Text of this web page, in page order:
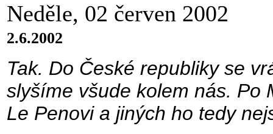
Neděle, 02 červen 2002
2.6.2002
Tak. Do České republiky se
slyšíme všude kolem nás. Po
Le Penovi a jiných ho tedy